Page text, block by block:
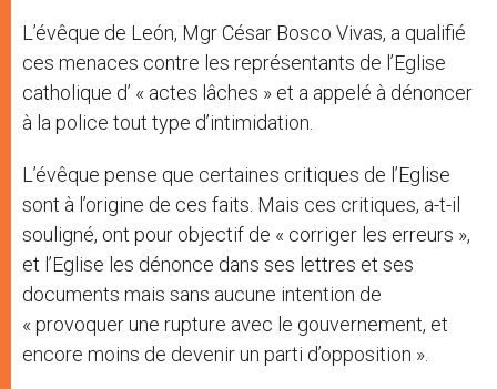
L’évêque de León, Mgr César Bosco Vivas, a qualifié
ces menaces contre les représentants de l’Eglise
catholique d’ « actes lâches » et a appelé à dénoncer
à la police tout type d’intimidation.
L’évêque pense que certaines critiques de l’Eglise
sont à l’origine de ces faits. Mais ces critiques, a-t-il
souligné, ont pour objectif de « corriger les erreurs »,
et l’Eglise les dénonce dans ses lettres et ses
documents mais sans aucune intention de
« provoquer une rupture avec le gouvernement, et
encore moins de devenir un parti d’opposition ».